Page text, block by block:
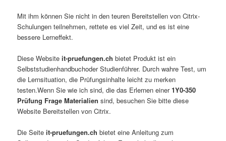
Mit ihm können Sie nicht in den teuren Bereitstellen von Citrix-
Schulungen teilnehmen, rettete es viel Zeit, und es ist eine
bessere Lerneffekt.
Diese Websiteit-pruefungen.ch bietet Produkt ist ein
Selbststudienhandbuchoder Studienführer. Durch wahre Test, um
die Lernsituation, die Prüfungsinhalte leicht zu merken
testen.Wenn Sie wie ich sind, die das Erlernen einer1Y0-350
Prüfung Frage Materialien sind, besuchen Sie bitte diese
Website Bereitstellen von Citrix.
Die Seiteit-pruefungen.ch bietet eine Anleitung zum